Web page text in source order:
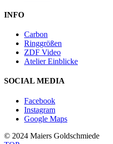
INFO
Carbon
Ringgrößen
ZDF Video
Atelier Einblicke
SOCIAL MEDIA
Facebook
Instagram
Google Maps
© 2024 Maiers Goldschmiede